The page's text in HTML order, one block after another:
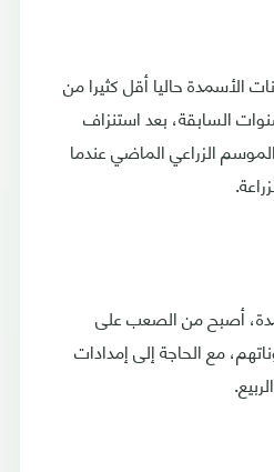
الأسمدة حاليا أقل كثيرا من
السابقة، بعد استنزاف
الزراعي الماضي عندما
أصبح من الصعب على
مع الحاجة إلى إمدادات